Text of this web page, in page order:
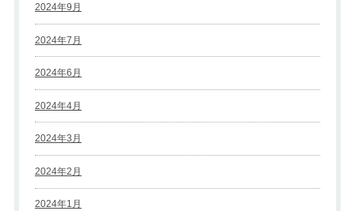
2024年9月
2024年7月
2024年6月
2024年4月
2024年3月
2024年2月
2024年1月